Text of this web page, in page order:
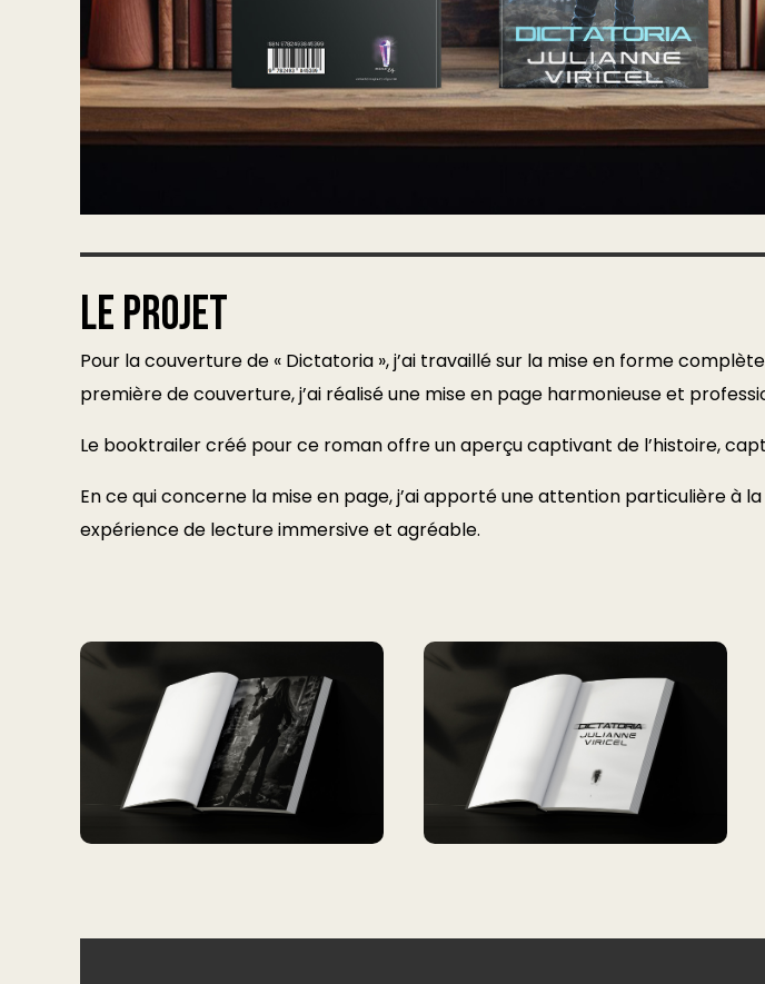
Le projet
Pour la couverture de « Dictatoria », j’ai travaillé sur la mise en forme
première de couverture, j’ai réalisé une mise en page harmonieuse et
Le booktrailer créé pour ce roman offre un aperçu captivant de l’histoire,
En ce qui concerne la mise en page, j’ai apporté une attention particulière à
expérience de lecture immersive et agréable.